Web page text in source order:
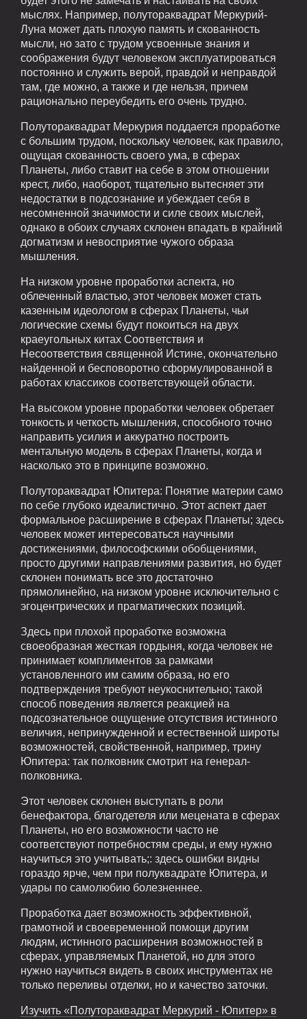
мыслях. Например, полутораквадрат Меркурий-
Луна может дать плохую память и скованность
мысли, но зато с трудом усвоенные знания и
соображения будут человеком эксплуатироваться
постоянно и служить верой, правдой и неправдой
там, где можно, а также и где нельзя, причем
рационально переубедить его очень трудно.
Полутораквадрат Меркурия поддается проработке
с большим трудом, поскольку человек, как правило,
ощущая скованность своего ума, в сферах
Планеты, либо ставит на себе в этом отношении
крест, либо, наоборот, тщательно вытесняет эти
недостатки в подсознание и убеждает себя в
несомненной значимости и силе своих мыслей,
однако в обоих случаях склонен впадать в крайний
догматизм и невосприятие чужого образа
мышления.
На низком уровне проработки аспекта, но
облеченный властью, этот человек может стать
казенным идеологом в сферах Планеты, чьи
логические схемы будут покоиться на двух
краеугольных китах Соответствия и
Несоответствия священной Истине, окончательно
найденной и бесповоротно сформулированной в
работах классиков соответствующей области.
На высоком уровне проработки человек обретает
тонкость и четкость мышления, способного точно
направить усилия и аккуратно построить
ментальную модель в сферах Планеты, когда и
насколько это в принципе возможно.
Полутораквадрат Юпитера: Понятие материи само
по себе глубоко идеалистично. Этот аспект дает
формальное расширение в сферах Планеты; здесь
человек может интересоваться научными
достижениями, философскими обобщениями,
просто другими направлениями развития, но будет
склонен понимать все это достаточно
прямолинейно, на низком уровне исключительно с
эгоцентрических и прагматических позиций.
Здесь при плохой проработке возможна
своеобразная жесткая гордыня, когда человек не
принимает комплиментов за рамками
установленного им самим образа, но его
подтверждения требуют неукоснительно; такой
способ поведения является реакцией на
подсознательное ощущение отсутствия истинного
величия, непринужденной и естественной широты
возможностей, свойственной, например, трину
Юпитера: так полковник смотрит на генерал-
полковника.
Этот человек склонен выступать в роли
бенефактора, благодетеля или мецената в сферах
Планеты, но его возможности часто не
соответствуют потребностям среды, и ему нужно
научиться это учитывать;: здесь ошибки видны
гораздо ярче, чем при полуквадрате Юпитера, и
удары по самолюбию болезненнее.
Проработка дает возможность эффективной,
грамотной и своевременной помощи другим
людям, истинного расширения возможностей в
сферах, управляемых Планетой, но для этого
нужно научиться видеть в своих инструментах не
только переливы отделки, но и качество заточки.
Изучить «Полутораквадрат Меркурий - Юпитер» в